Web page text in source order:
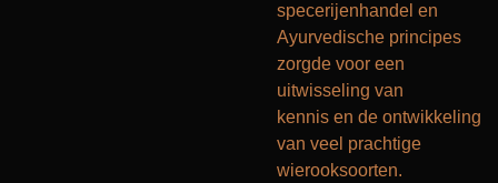
specerijenhandel en
Ayurvedische principes
zorgde voor een
uitwisseling van
kennis en de ontwikkeling
van veel prachtige
wierooksoorten.